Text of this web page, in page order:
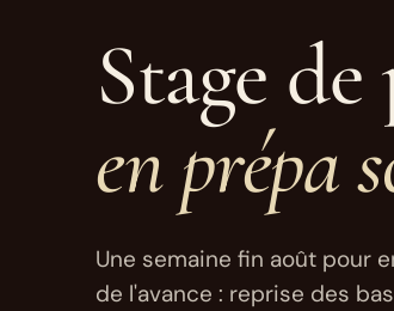
Stage
en prépa
Une semaine fin août pour
de l'avance : reprise des